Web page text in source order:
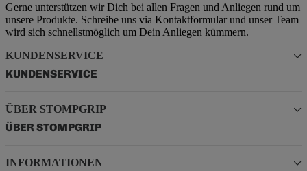
Gerne unterstützen wir Dich bei allen Fragen und Anliegen rund um
unsere Produkte. Schreibe uns via Kontaktformular und unser Team
wird sich schnellstmöglich um Dein Anliegen kümmern.
KUNDENSERVICE
KUNDENSERVICE
ÜBER STOMPGRIP
ÜBER STOMPGRIP
INFORMATIONEN